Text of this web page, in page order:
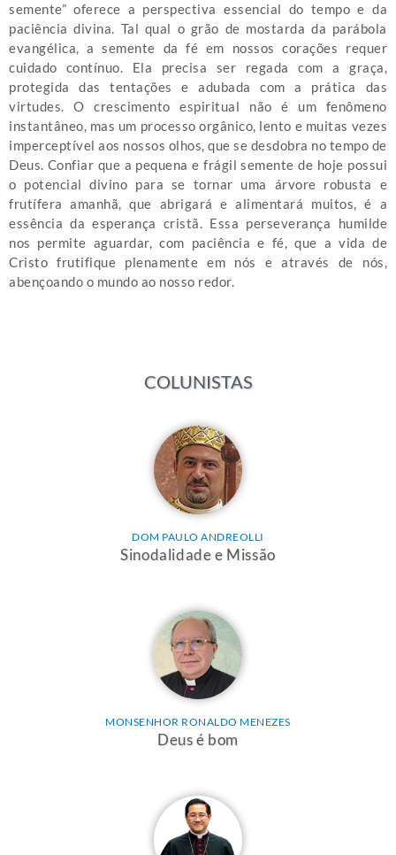
semente” oferece a perspectiva essencial do tempo e da
paciência divina. Tal qual o grão de mostarda da parábola
evangélica, a semente da fé em nossos corações requer
cuidado contínuo. Ela precisa ser regada com a graça,
protegida das tentações e adubada com a prática das
virtudes. O crescimento espiritual não é um fenômeno
instantâneo, mas um processo orgânico, lento e muitas vezes
imperceptível aos nossos olhos, que se desdobra no tempo de
Deus. Confiar que a pequena e frágil semente de hoje possui
o potencial divino para se tornar uma árvore robusta e
frutífera amanhã, que abrigará e alimentará muitos, é a
essência da esperança cristã. Essa perseverança humilde
nos permite aguardar, com paciência e fé, que a vida de
Cristo frutifique plenamente em nós e através de nós,
abençoando o mundo ao nosso redor.
COLUNISTAS
DOM PAULO ANDREOLLI
Sinodalidade e Missão
MONSENHOR RONALDO MENEZES
Deus é bom